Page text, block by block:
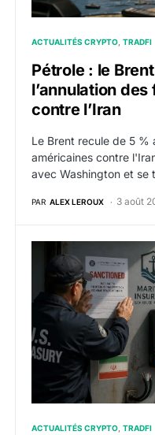
ACTUALITÉS CRYPTO TRADFI
Pétrole : le
l’annulation
contre l’Iran
Le Brent recule de 5
américaines contre
avec Washington et se
PAR ALEX LEROUX 3 août
Ormuz :
ACTUALITÉS CRYPTO TRADFI